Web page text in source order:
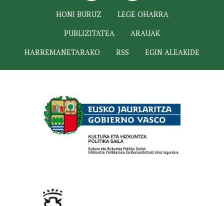
HONI BURUZ
LEGE OHARRA
PUBLIZITATEA
ARAUAK
HARREMANETARAKO
RSS EGIN ALEAKIDE